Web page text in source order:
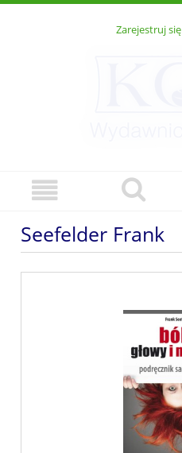
Zarejestruj się
Seefelder Frank